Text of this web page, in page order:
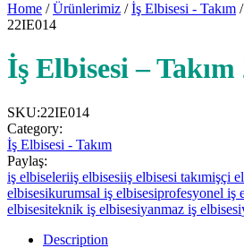
Home /Ürünlerimiz /İş Elbisesi - Takım
22IE014
İş Elbisesi –
SKU:22IE014
Category:
İş Elbisesi - Takım
Paylaş:
iş elbiseleriiş elbisesiiş elbisesi takımişçi
elbisesikurumsal iş elbisesiprofesyonel iş
elbisesiteknik iş elbisesiyanmaz iş elbisesi
Description